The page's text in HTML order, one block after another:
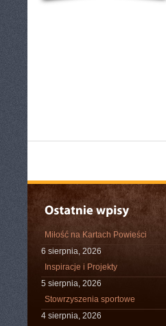
Miłość na Kartach Powieści
6 sierpnia, 2026
Inspiracje i Projekty
5 sierpnia, 2026
Stowrzyszenia sportowe
4 sierpnia, 2026